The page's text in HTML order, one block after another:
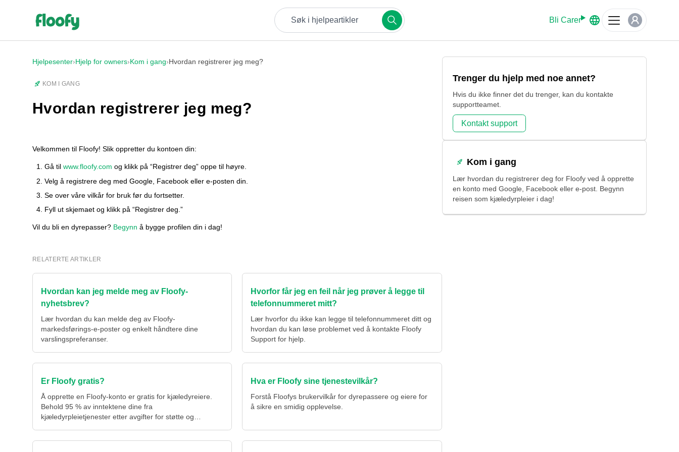
Prøv søkeord som bestillinger, betalinger eller sikkerhet.
Bli Carer
Hjelpesenter›Hjelp for owners›Kom i gang›Hvordan registrerer jeg meg?
KOM I GANG
Hvordan registrerer jeg meg?
Velkommen til Floofy! Slik oppretter du kontoen din:
Gå til www.floofy.com og klikk på “Registrer deg” oppe til høyre.
Velg å registrere deg med Google, Facebook eller e-posten din.
Se over våre vilkår for bruk før du fortsetter.
Fyll ut skjemaet og klikk på “Registrer deg.”
Vil du bli en dyrepasser? Begynn å bygge profilen din i dag!
RELATERTE ARTIKLER
Hvordan kan jeg melde meg av Floofy-
nyhetsbrev?
Lær hvordan du kan melde deg av Floofy-
markedsførings-e-poster og enkelt håndtere dine
varslingspreferanser.
Hvorfor får jeg en feil når jeg prøver å legge til
telefonnummeret mitt?
Lær hvorfor du ikke kan legge til telefonnummeret ditt og
hvordan du kan løse problemet ved å kontakte Floofy
Support for hjelp.
Er Floofy gratis?
Å opprette en Floofy-konto er gratis for kjæledyreiere.
Behold 95 % av inntektene dine fra
kjæledyrpleietjenester etter avgifter for støtte og
Hva er Floofy sine tjenestevilkår?
Forstå Floofys brukervilkår for dyrepassere og eiere for
å sikre en smidig opplevelse.
Trenger du hjelp med noe annet?
Hvis du ikke finner det du trenger, kan du kontakte
supportteamet.
Kontakt support
Kom i gang
Lær hvordan du registrerer deg for Floofy ved å opprette
en konto med Google, Facebook eller e-post. Begynn
reisen som kjæledyrpleier i dag!